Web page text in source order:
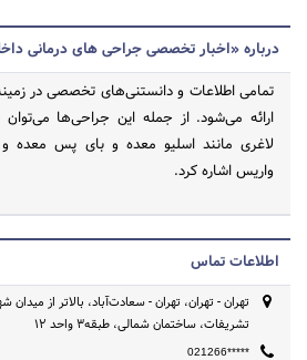
درباره «اخبار تخصصی جراحی های درمانی
تمامی اطلاعات و دانستنی‌های تخصصی در
ارائه می‌شود. از جمله این جراحی‌ها
لاغری مانند اسلیو معده و بای پس معده
واریس اشاره کرد.
اطلاعات تماس
تهران - تهران، تهران - سعادت‌آباد، بالاتر از میدان
تشریفات، ساختمان شمالی، طبقه3 واحد ۱۲
021266*****